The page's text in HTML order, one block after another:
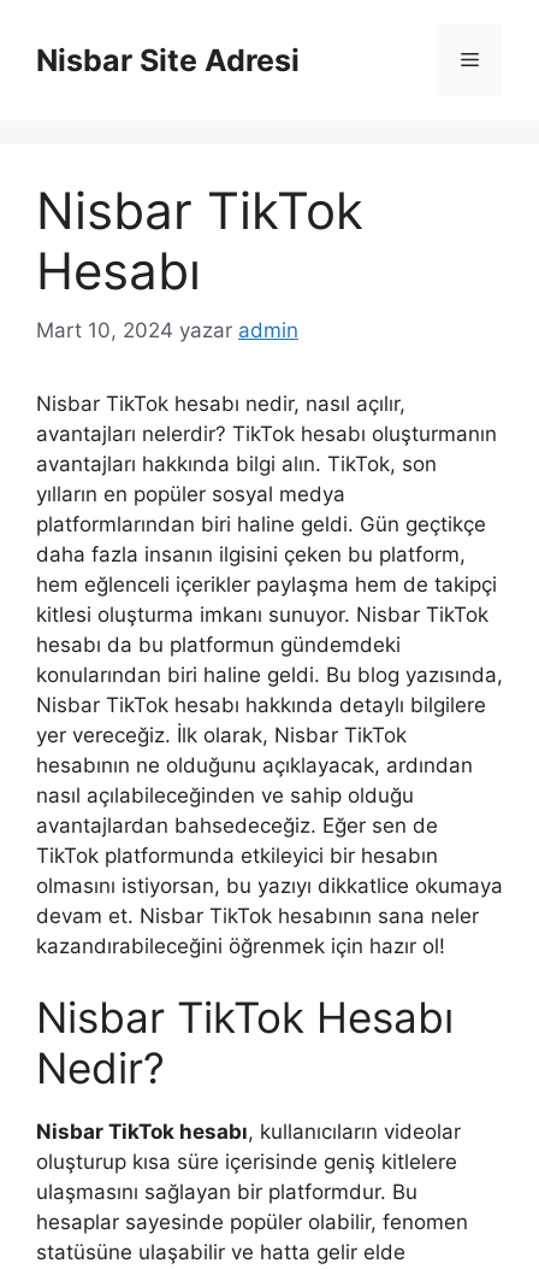
Nisbar Site Adresi Menü
Nisbar TikTok
Hesabı
Mart 10, 2024 yazar admin
Nisbar TikTok hesabı nedir, nasıl açılır,
avantajları nelerdir? TikTok hesabı oluşturmanın
avantajları hakkında bilgi alın. TikTok, son
yılların en popüler sosyal medya
platformlarından biri haline geldi. Gün geçtikçe
daha fazla insanın ilgisini çeken bu platform,
hem eğlenceli içerikler paylaşma hem de takipçi
kitlesi oluşturma imkanı sunuyor. Nisbar TikTok
hesabı da bu platformun gündemdeki
konularından biri haline geldi. Bu blog yazısında,
Nisbar TikTok hesabı hakkında detaylı bilgilere
yer vereceğiz. İlk olarak, Nisbar TikTok
hesabının ne olduğunu açıklayacak, ardından
nasıl açılabileceğinden ve sahip olduğu
avantajlardan bahsedeceğiz. Eğer sen de
TikTok platformunda etkileyici bir hesabın
olmasını istiyorsan, bu yazıyı dikkatlice okumaya
devam et. Nisbar TikTok hesabının sana neler
kazandırabileceğini öğrenmek için hazır ol!
Nisbar TikTok Hesabı
Nedir?
Nisbar TikTok hesabı, kullanıcıların videolar
oluşturup kısa süre içerisinde geniş kitlelere
ulaşmasını sağlayan bir platformdur. Bu
hesaplar sayesinde popüler olabilir, fenomen
statüsüne ulaşabilir ve hatta gelir elde